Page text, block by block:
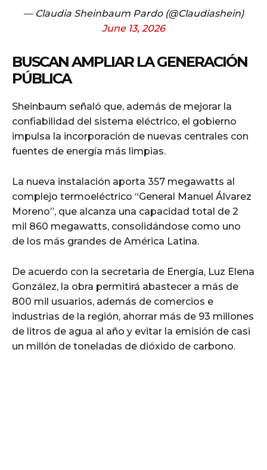
— Claudia Sheinbaum Pardo (@Claudiashein)
June 13, 2026
BUSCAN AMPLIAR LA GENERACIÓN
PÚBLICA
Sheinbaum señaló que, además de mejorar la
confiabilidad del sistema eléctrico, el gobierno
impulsa la incorporación de nuevas centrales con
fuentes de energía más limpias.
La nueva instalación aporta 357 megawatts al
complejo termoeléctrico “General Manuel Álvarez
Moreno”, que alcanza una capacidad total de 2
mil 860 megawatts, consolidándose como uno
de los más grandes de América Latina.
De acuerdo con la secretaria de Energía, Luz Elena
González, la obra permitirá abastecer a más de
800 mil usuarios, además de comercios e
industrias de la región, ahorrar más de 93 millones
de litros de agua al año y evitar la emisión de casi
un millón de toneladas de dióxido de carbono.